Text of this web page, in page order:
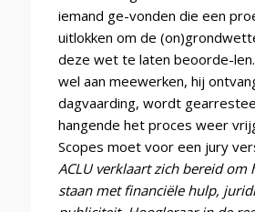
iemand ge-vonden die een
uitlokken om de
deze wet te laten beoorde-
wel aan meewerken, hij
dagvaarding, wordt
hangende het proces weer
Scopes moet voor een jury
ACLU verklaart zich bereid om
staan met financiële hulp,